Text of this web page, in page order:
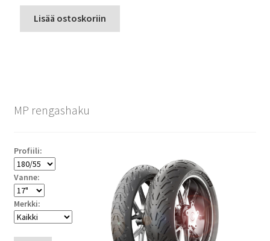
Lisää ostoskoriin
MP rengashaku
Profiili:
Vanne:
Merkki: